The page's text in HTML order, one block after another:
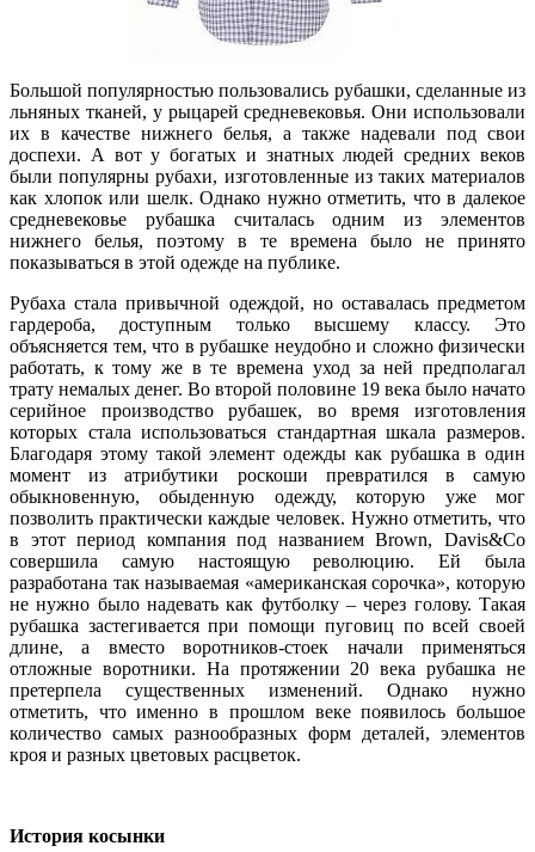
Большой популярностью пользовались рубашки, сделанные из
льняных тканей, у рыцарей средневековья. Они использовали
их в качестве нижнего белья, а также надевали под свои
доспехи. А вот у богатых и знатных людей средних веков
были популярны рубахи, изготовленные из таких материалов
как хлопок или шелк. Однако нужно отметить, что в далекое
средневековье рубашка считалась одним из элементов
нижнего белья, поэтому в те времена было не принято
показываться в этой одежде на публике.
Рубаха стала привычной одеждой, но оставалась предметом
гардероба, доступным только высшему классу. Это
объясняется тем, что в рубашке неудобно и сложно физически
работать, к тому же в те времена уход за ней предполагал
трату немалых денег. Во второй половине 19 века было начато
серийное производство рубашек, во время изготовления
которых стала использоваться стандартная шкала размеров.
Благодаря этому такой элемент одежды как рубашка в один
момент из атрибутики роскоши превратился в самую
обыкновенную, обыденную одежду, которую уже мог
позволить практически каждые человек. Нужно отметить, что
в этот период компания под названием Brown, Davis&Co
совершила самую настоящую революцию. Ей была
разработана так называемая «американская сорочка», которую
не нужно было надевать как футболку – через голову. Такая
рубашка застегивается при помощи пуговиц по всей своей
длине, а вместо воротников-стоек начали применяться
отложные воротники. На протяжении 20 века рубашка не
претерпела существенных изменений. Однако нужно
отметить, что именно в прошлом веке появилось большое
количество самых разнообразных форм деталей, элементов
кроя и разных цветовых расцветок.
История косынки